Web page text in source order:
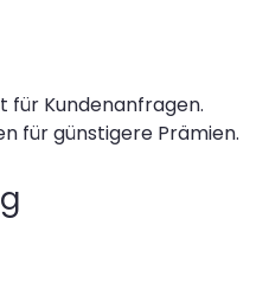
für Kundenanfragen.
für günstigere Prämien.